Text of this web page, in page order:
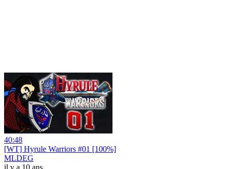
40:48
[WT] Hyrule Warriors #01 [100%]
MLDEG